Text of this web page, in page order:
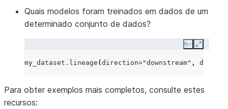
Quais modelos foram treinados em dados de um
determinado conjunto de dados?
CopyExpand
my_dataset . lineage (direction="downstream" ,
Para obter exemplos mais completos, consulte estes
recursos: